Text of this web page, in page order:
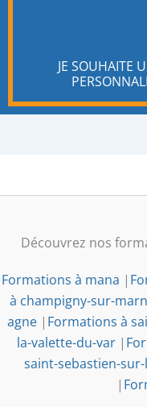
JE SOUHAITE
Découvrez nos
Formations à mana |
à champigny-sur-
agne| Formations à
la-valette-du-var |
saint-sebastien-
|